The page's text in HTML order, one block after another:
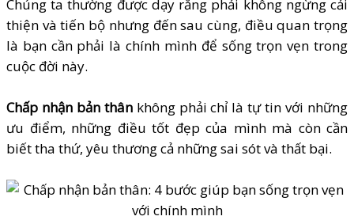
Chúng ta thường được dạy rằng phải không ngừng cải
thiện và tiến bộ nhưng đến sau cùng, điều quan trọng
là bạn cần phải là chính mình để sống trọn vẹn trong
cuộc đời này.
Chấp nhận bản thânkhông phải chỉ là tự tin với những
ưu điểm, những điều tốt đẹp của mình mà còn cần
biết tha thứ, yêu thương cả những sai sót và thất bại.